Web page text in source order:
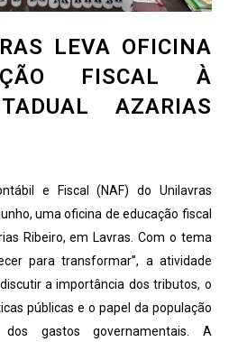
LEVA OFICINA
FISCAL À
AZARIAS
e Fiscal (NAF) do Unilavras
uma oficina de educação fiscal
Ribeiro, em Lavras. Com o tema
para transformar”, a atividade
a importância dos tributos, o
públicas e o papel da população
dos gastos governamentais. A